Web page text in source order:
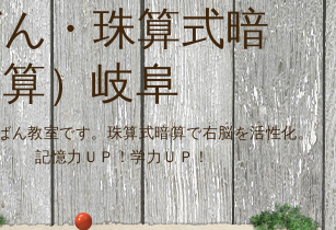
・珠算式暗
算）岐阜
ん教室です。珠算式暗算で右脳を活性化。
力ＵＰ！学力ＵＰ！